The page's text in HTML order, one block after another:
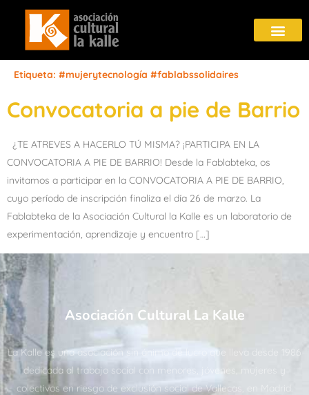
Etiqueta: #mujerytecnología #fablabssolidaires
Convocatoria a pie de Barrio
¿TE ATREVES A HACERLO TÚ MISMA? ¡PARTICIPA EN LA
CONVOCATORIA A PIE DE BARRIO! Desde la Fablabteka, os
invitamos a participar en la CONVOCATORIA A PIE DE BARRIO,
cuyo período de inscripción finaliza el día 26 de marzo. La
Fablabteka de la Asociación Cultural la Kalle es un laboratorio de
experimentación, aprendizaje y encuentro […]
Asociación Cultural La Kalle
La Kalle es una asociación sin ánimo de lucro que lleva desde 1986
dedicada al trabajo social con menores, jóvenes, mujeres y
colectivos en riesgo de exclusión social de Vallecas, en Madrid.